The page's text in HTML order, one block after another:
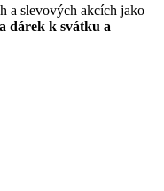
a slevových akcích jako
dárek k svátku a